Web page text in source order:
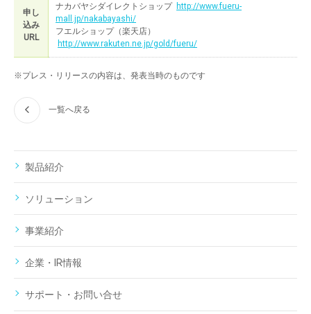
申し
込み
URL
ナカバヤシダイレクトショップ http://www.fueru-
mall.jp/nakabayashi/
フエルショップ（楽天店）
http://www.rakuten.ne.jp/gold/fueru/
※プレス・リリースの内容は、発表当時のものです
一覧へ戻る
製品紹介
ソリューション
事業紹介
企業・IR情報
サポート・お問い合せ